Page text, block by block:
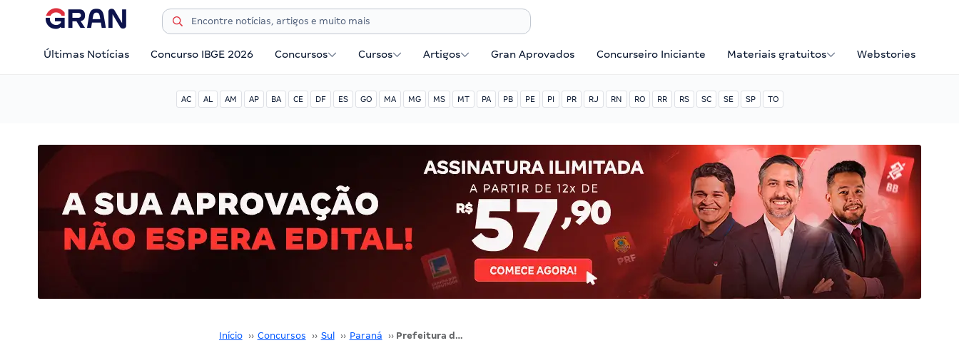
Últimas Notícias Concurso IBGE 2026 Concursos Cursos Artigos Gran Aprovados Concurseiro Iniciante Materiais gratuitos Webstories
AC AL AM AP BA CE DF ES GO MA MG MS MT PA PB PE PI PR RJ RN RO RR RS SC SE SP TO
Início ›› Concursos ›› Sul ›› Paraná ›› Prefeitura de Rio Negro-PR abre concurso com 127 vagas! Remuneração de até R$ 10, 7 mil!